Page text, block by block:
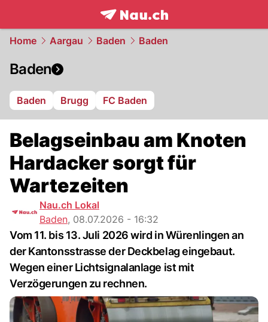
frontpage.NAU.ch
Home Aargau Baden Baden
Baden
Baden Brugg FC Baden
Belagseinbau am Knoten
Hardacker sorgt für
Wartezeiten
Nau.ch Lokal
Baden, 08.07.2026 - 16:32
Vom 11. bis 13. Juli 2026 wird in Würenlingen an
der Kantonsstrasse der Deckbelag eingebaut.
Wegen einer Lichtsignalanlage ist mit
Verzögerungen zu rechnen.